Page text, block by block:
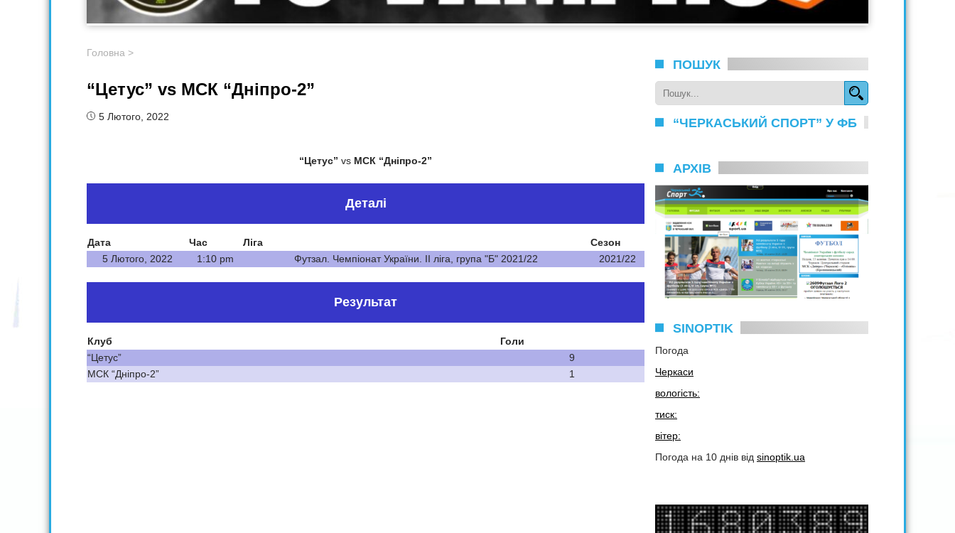
Головна >
“Цетус” vs МСК “Дніпро-2”
5 Лютого, 2022
“Цетус” vs МСК “Дніпро-2”
Деталі
Дата Час Ліга
Сезон
5 Лютого, 2022
1:10 pm Футзал. Чемпіонат України. ІІ ліга, група "Б" 2021/22 2021/22
Результат
Клуб
Голи
“Цетус”
9
МСК “Дніпро-2”
1
ПОШУК
“ЧЕРКАСЬКИЙ СПОРТ” У ФБ
АРХІВ
SINOPTIK
Погода
Черкаси
вологість:
тиск:
вітер:
Погода на 10 днів від sinoptik.ua